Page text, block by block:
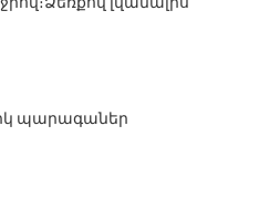
պարագաներ